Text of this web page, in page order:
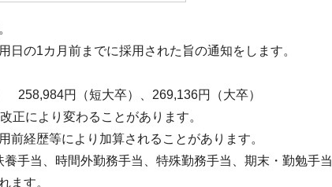
日の1カ月前までに採用された旨の通知をします。
258,984円（短大卒）、269,136円（大卒）
正により変わることがあります。
経歴等により加算されることがあります。
手当、時間外勤務手当、特殊勤務手当、期末・勤勉手当
ます。